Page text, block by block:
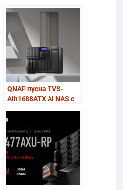
QNAP пусна TVS-
AIh1688ATX AI NAS с
виртуализация